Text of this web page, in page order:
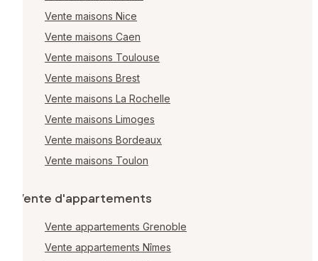
Vente maisons Nice
Vente maisons Caen
Vente maisons Toulouse
Vente maisons Brest
Vente maisons La Rochelle
Vente maisons Limoges
Vente maisons Bordeaux
Vente maisons Toulon
Vente d'appartements
Vente appartements Grenoble
Vente appartements Nîmes